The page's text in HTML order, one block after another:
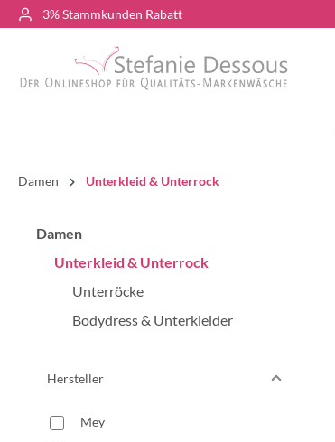
3% Stammkunden Rabatt
Damen Unterkleid & Unterrock
Damen
Unterkleid & Unterrock
Unterröcke
Bodydress & Unterkleider
Hersteller
Mey